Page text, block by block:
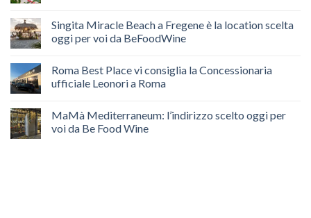
Singita Miracle Beach a Fregene è la location scelta
oggi per voi da BeFoodWine
Roma Best Place vi consiglia la Concessionaria
ufficiale Leonori a Roma
MaMà Mediterraneum: l’indirizzo scelto oggi per
voi da Be Food Wine